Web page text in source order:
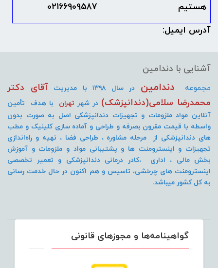
هستیم
02166909587
آدرس ایمیل:
آشنایی با دندامین
مجموعه دندامین در سال ۱۳۹۸ با مدیریت
آقای دکتر
محمدرضا سلامی(دندانپزشک) در شهر تهران با هدف تأمین
آنلاین مواد ملزومات و تجهیزات دندانپزشکی اصل به صورت بدون
واسطه با قیمت مقرون بصرفه و طراحی و آماده سازی کلینیک و مطب
های دندانپزشکی از مرحله مشاوره ، طراحی فضا ، تهیه و راه‌اندازی
تجهیزات و اینسترومنتها و پشتیبانی مواد و ملزومات و آموزش
بخش مالی ، اداری ،کادر درمانی دندانپزشکی و تعمیر تخصصی
اینسترومنت های چرخشی، تاسیس و هم اکنون در حال خدمت رسانی
به کل کشور میباشد.
گواهینامه‌ها و مجوزهای قانونی